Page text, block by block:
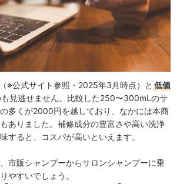
※公式サイト参照・2025年3月時点）と 低価
見逃せません。比較した250〜300mLのサ
多くが2000円を越しており、なかには本商
ありました。補修成分の豊富さや高い洗浄
すると、コスパが高いといえます。
市販シャンプーからサロンシャンプーに乗
やすいでしょう。